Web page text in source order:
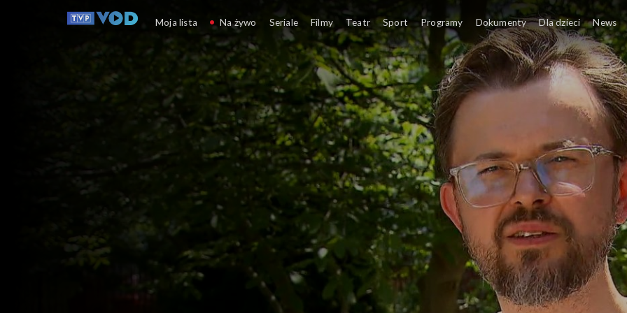
Moja lista Na żywo Seriale Filmy Teatr Sport Programy Dokumenty Dla dzieci News